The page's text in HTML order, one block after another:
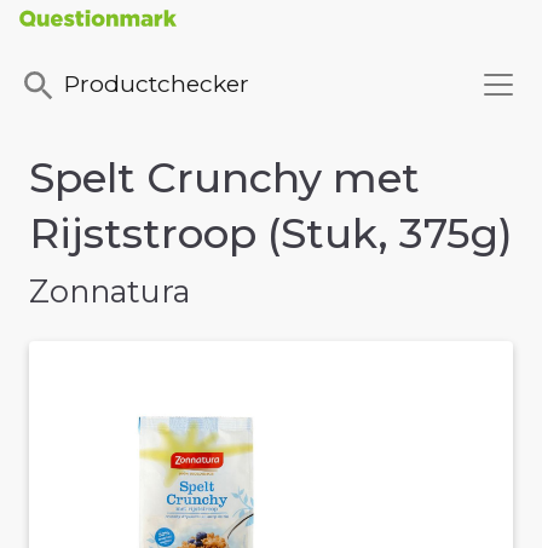
Productchecker
Spelt Crunchy met
Rijststroop (Stuk, 375g)
Zonnatura